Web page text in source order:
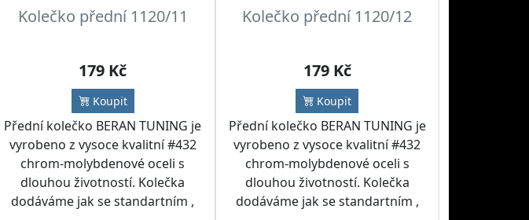
Kolečko přední 1120/11
179 Kč
Koupit
Přední kolečko BERAN TUNING je
vyrobeno z vysoce kvalitní #432
chrom-molybdenové oceli s
dlouhou životností. Kolečka
dodáváme jak se standartním ,
Kolečko přední 1120/12
179 Kč
Koupit
Přední kolečko BERAN TUNING je
vyrobeno z vysoce kvalitní #432
chrom-molybdenové oceli s
dlouhou životností. Kolečka
dodáváme jak se standartním ,